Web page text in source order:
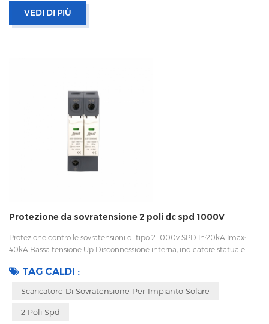
VEDI DI PIÙ
Protezione da sovratensione 2 poli dc spd 1000V
Protezione contro le sovratensioni di tipo 2 1000v SPD In:20kA Imax:
40kA Bassa tensione Up Disconnessione interna, indicatore statua e
fornitore di Goodwe, lavorano con Huawei
TAG CALDI :
Scaricatore Di Sovratensione Per Impianto Solare
2 Poli Spd